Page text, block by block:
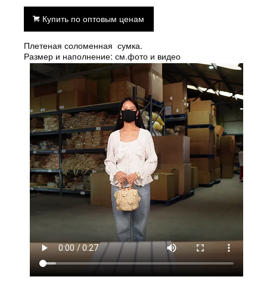
Купить по оптовым ценам
Плетеная соломенная сумка.
Размер и наполнение: см.фото и видео